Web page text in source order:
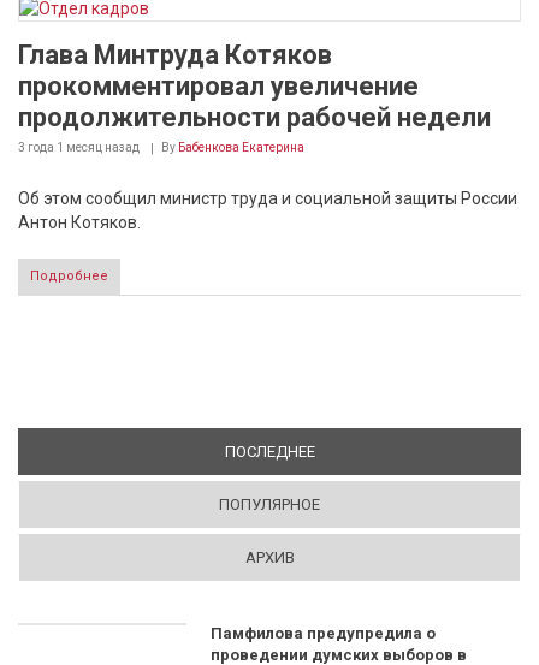
Глава Минтруда Котяков
прокомментировал увеличение
продолжительности рабочей недели
3 года 1 месяц назад By Бабенкова Екатерина
Об этом сообщил министр труда и социальной защиты России
Антон Котяков.
Подробнее
ПОСЛЕДНЕЕ(АКТИВНАЯ ВКЛАДКА)
ПОПУЛЯРНОЕ
АРХИВ
Памфилова предупредила о
проведении думских выборов в